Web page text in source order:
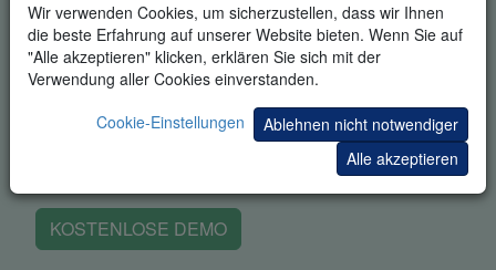
Wir verwenden Cookies, um sicherzustellen, dass wir Ihnen
die beste Erfahrung auf unserer Website bieten. Wenn Sie auf
"Alle akzeptieren" klicken, erklären Sie sich mit der
Verwendung aller Cookies einverstanden.
Cookie-Einstellungen
Ablehnen nicht notwendiger
Alle akzeptieren
KOSTENLOSE DEMO